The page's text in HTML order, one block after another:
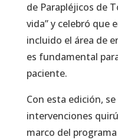
de Parapléjicos de
vida” y celebró que
incluido el área de
es fundamental
paciente.
Con esta edición,
intervenciones
marco del